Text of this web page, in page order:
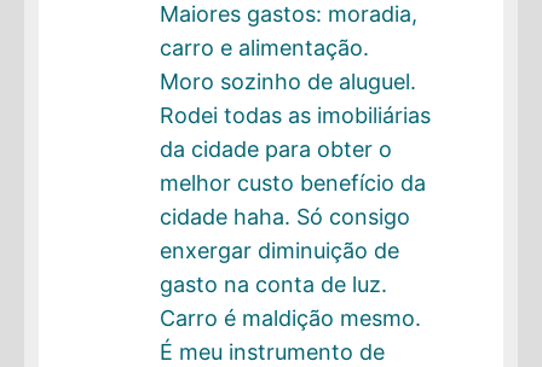
Maiores gastos: moradia,
carro e alimentação.
Moro sozinho de aluguel.
Rodei todas as imobiliárias
da cidade para obter o
melhor custo benefício da
cidade haha. Só consigo
enxergar diminuição de
gasto na conta de luz.
Carro é maldição mesmo.
É meu instrumento de